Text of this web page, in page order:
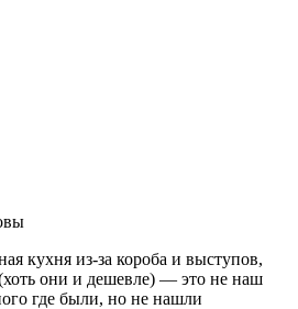
кухня из-за короба и выступов,
они и дешевле) — это не наш
где были, но не нашли